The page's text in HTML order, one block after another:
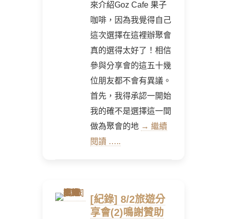
來介紹Goz Cafe 果子
咖啡，因為我覺得自己
這次選擇在這裡辦聚會
真的選得太好了！相信
參與分享會的這五十幾
位朋友都不會有異議。
首先，我得承認一開始
我的確不是選擇這一間
做為聚會的地 → 繼續
閱讀 …..
[紀錄] 8/2旅遊分
享會(2)鳴謝贊助